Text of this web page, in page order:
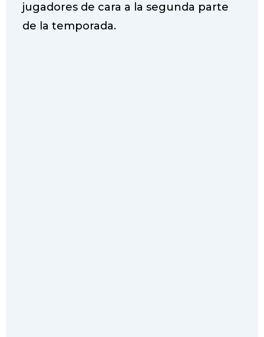
jugadores de cara a la segunda parte
de la temporada.